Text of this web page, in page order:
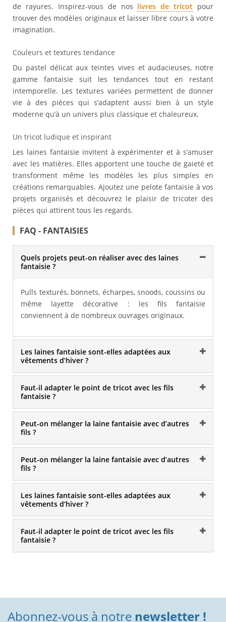
de rayures. Inspirez-vous de nos livres de tricot pour
trouver des modèles originaux et laisser libre cours à votre
imagination.
Couleurs et textures tendance
Du pastel délicat aux teintes vives et audacieuses, notre
gamme fantaisie suit les tendances tout en restant
intemporelle. Les textures variées permettent de donner
vie à des pièces qui s’adaptent aussi bien à un style
moderne qu’à un univers plus classique et chaleureux.
Un tricot ludique et inspirant
Les laines fantaisie invitent à expérimenter et à s’amuser
avec les matières. Elles apportent une touche de gaieté et
transforment même les modèles les plus simples en
créations remarquables. Ajoutez une pelote fantaisie à vos
projets organisés et découvrez le plaisir de tricoter des
pièces qui attirent tous les regards.
FAQ - FANTAISIES
Quels projets peut-on réaliser avec des laines
fantaisie ?
Pulls texturés, bonnets, écharpes, snoods, coussins ou
même layette décorative : les fils fantaisie
conviennent à de nombreux ouvrages originaux.
Les laines fantaisie sont-elles adaptées aux
vêtements d’hiver ?
Faut-il adapter le point de tricot avec les fils
fantaisie ?
Peut-on mélanger la laine fantaisie avec d’autres
fils ?
Peut-on mélanger la laine fantaisie avec d’autres
fils ?
Les laines fantaisie sont-elles adaptées aux
vêtements d’hiver ?
Faut-il adapter le point de tricot avec les fils
fantaisie ?
Abonnez-vous à notre newsletter !